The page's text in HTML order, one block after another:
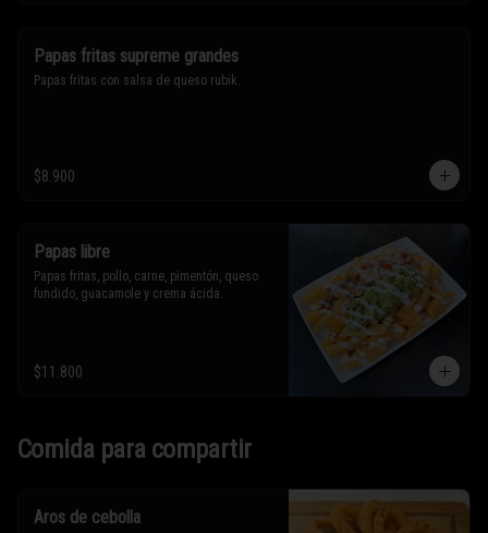
Papas fritas supreme grandes
Papas fritas con salsa de queso rubik.
$8.900
Papas libre
Papas fritas, pollo, carne, pimentón, queso
fundido, guacamole y crema ácida.
$11.800
Comida para compartir
Aros de cebolla